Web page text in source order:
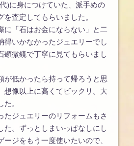
)に身につけていた、派手めの
を査定してもらいました。
に「石はお金にならない」と二
得いかなかったジュエリーでし
顕微鏡で丁寧に見てもらいまし
が低かったら持って帰ろうと思
想像以上に高くてビックリ。大
。
たジュエリーのリフォームもさ
た。ずっとしまいっぱなしにし
ージをもう一度使いたいので、